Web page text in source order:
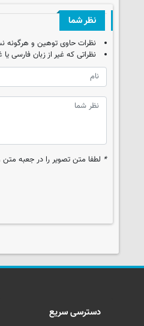
نظر شما
نظرات حاوی توهین و
نظراتی که غیر از زبان فارسی
* لطفا متن تصویر را در جعبه متن
دسترسی سریع